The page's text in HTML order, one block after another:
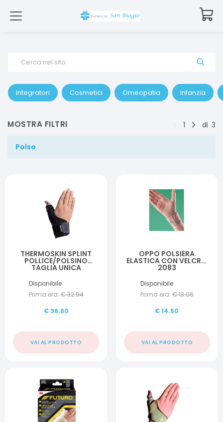
Cerca nel sito
Integratori Cosmetici Omeopatia Infanzia
MOSTRA FILTRI 1 di 3
Polso
THERMOSKIN SPLINT
POLLICE/POLSINO
TAGLIA UNICA
Disponibile
Prima era: €32.94
€ 36.60
VAI AL PRODOTTO
OPPO POLSIERA
ELASTICA CON VELCRO
2083
Disponibile
Prima era: €13.05
€14.50
VAI AL PRODOTTO